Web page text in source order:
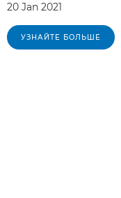
20 Jan 2021
УЗНАЙТЕ БОЛЬШЕ